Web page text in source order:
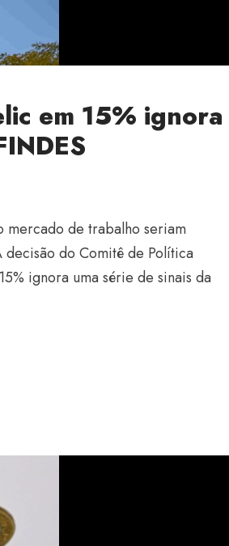
em 15% ignora
mercado de trabalho seriam
do Comitê de Política
ignora uma série de sinais da